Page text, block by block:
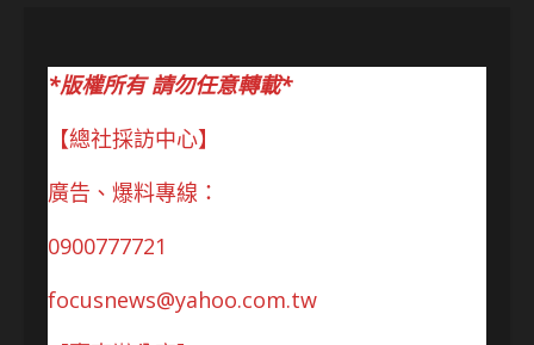
*版權所有 請勿任意轉載*
【總社採訪中心】
廣告、爆料專線：
0900777721
focusnews@yahoo.com.tw